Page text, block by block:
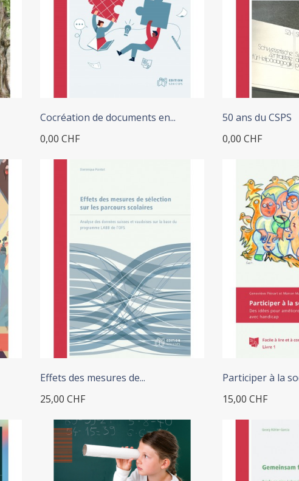
Cocréation de documents en...
0,00 CHF
50 ans du CSPS
0,00 CHF
+ ADD TO CART
Effets des mesures de...
25,00 CHF
+ ADD TO CART
Participer à la
15,00 CHF